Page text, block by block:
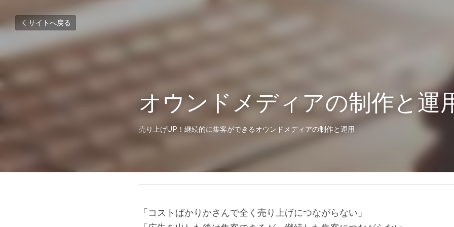
サイトへ戻る
オウンドメディアの制作と運
売り上げUP！継続的に集客ができるオウンドメディアの制作と運用
「コストばかりかさんで全く売り上げにつながらない」